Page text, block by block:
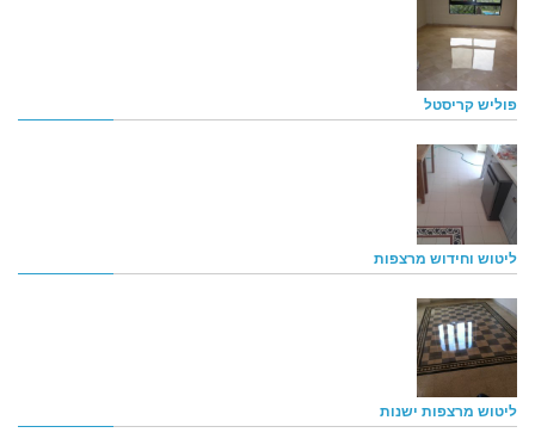
פוליש קריסטל
ליטוש וחידוש מרצפות
ליטוש מרצפות ישנות